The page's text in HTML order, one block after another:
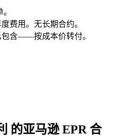
费用。无长期合约。
含——按成本价转付。
的亚马逊 EPR 合